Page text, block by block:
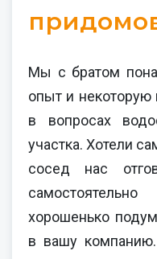
Мы с братом
опыт и
в вопросах
участка. Хотели
сосед нас
хорошенько
в вашу